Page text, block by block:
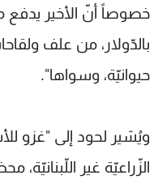
خصوصاً أنّ الأخير يدفع
بالدّولار، من علف
حيوانيّة، وسواها".
ويُشير لحود إلى "غزو
الزّراعيّة غير